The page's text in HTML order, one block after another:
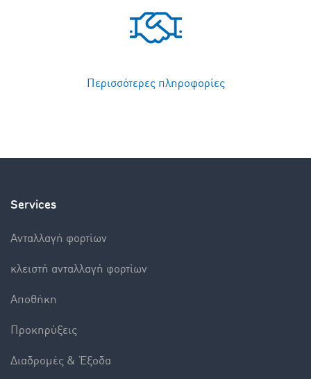
Περισσότερες πληροφορίες
Services
Aνταλλαγή φορτίων
κλειστή ανταλλαγή φορτίων
Αποθήκη
Προκηρύξεις
Διαδρομές & Έξοδα